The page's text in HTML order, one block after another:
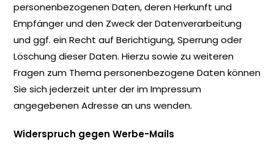
personenbezogenen Daten, deren Herkunft und
Empfänger und den Zweck der Datenverarbeitung
und ggf. ein Recht auf Berichtigung, Sperrung oder
Löschung dieser Daten. Hierzu sowie zu weiteren
Fragen zum Thema personenbezogene Daten können
Sie sich jederzeit unter der im Impressum
angegebenen Adresse an uns wenden.
Widerspruch gegen Werbe-Mails